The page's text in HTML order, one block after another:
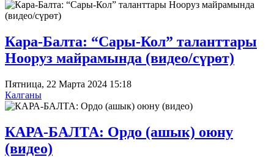
Кара-Балта: “Сары-Кол” таланттары
Нооруз майрамында (видео/сүрөт)
Пятница, 22 Марта 2024 15:18
Калганы
КАРА-БАЛТА: Ордо (ашык) оюну
(видео)